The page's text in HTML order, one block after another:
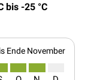
bis -25 °C
Ende November